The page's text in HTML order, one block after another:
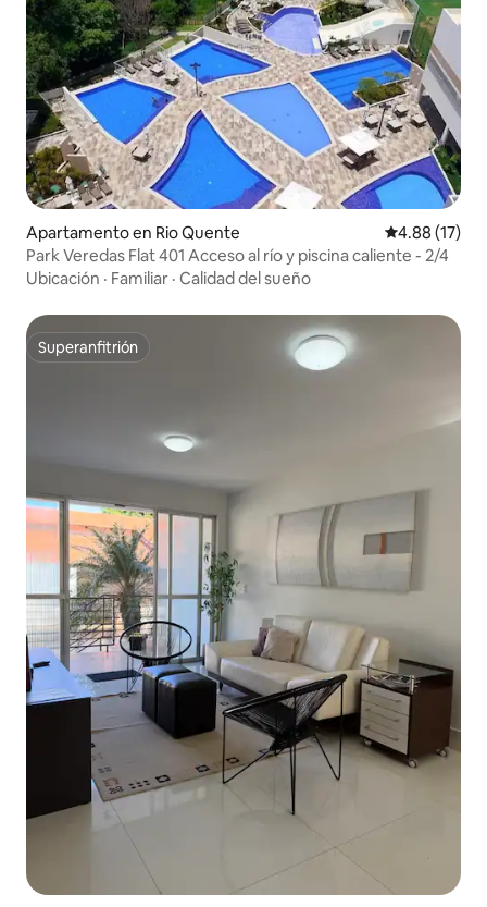
Apartamento en Rio Quente Calificación
4.88 (17)
Park Veredas Flat 401 Acceso al río y piscina caliente - 2/4
Ubicación · Familiar · Calidad del sueño
Superanfitrión
Superanfitrión